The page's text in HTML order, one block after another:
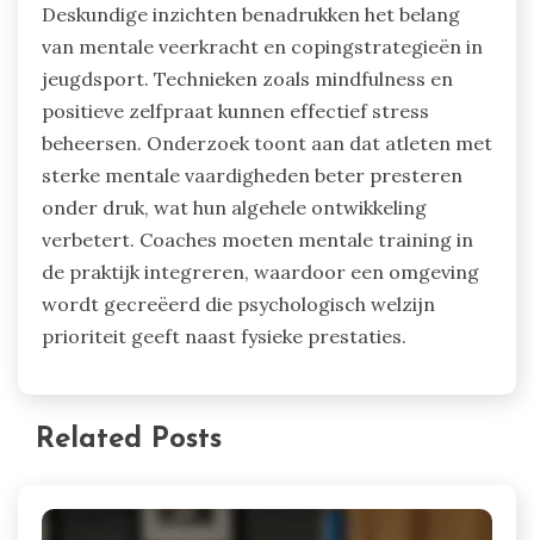
Deskundige inzichten benadrukken het belang
van mentale veerkracht en copingstrategieën in
jeugdsport. Technieken zoals mindfulness en
positieve zelfpraat kunnen effectief stress
beheersen. Onderzoek toont aan dat atleten met
sterke mentale vaardigheden beter presteren
onder druk, wat hun algehele ontwikkeling
verbetert. Coaches moeten mentale training in
de praktijk integreren, waardoor een omgeving
wordt gecreëerd die psychologisch welzijn
prioriteit geeft naast fysieke prestaties.
Related Posts